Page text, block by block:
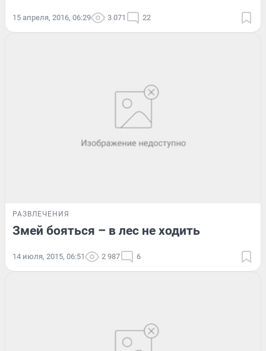
15 апреля, 2016, 06:29 3 071 22
РАЗВЛЕЧЕНИЯ
Змей бояться – в лес не ходить
14 июля, 2015, 06:51 2 987 6